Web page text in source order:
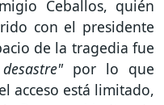
Ceballos, quién
con el presidente
de la tragedia fue
por lo que
acceso está limitado,